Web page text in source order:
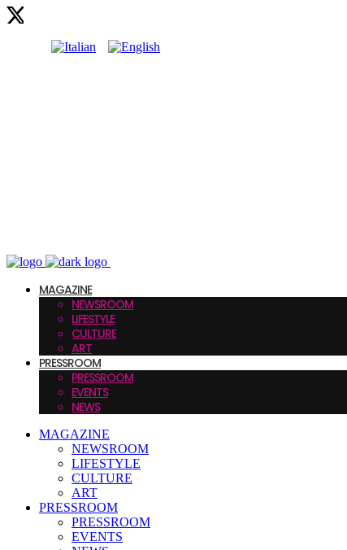
MAGAZINE
NEWSROOM
LIFESTYLE
CULTURE
ART
PRESSROOM
PRESSROOM
EVENTS
NEWS
MAGAZINE
NEWSROOM
LIFESTYLE
CULTURE
ART
PRESSROOM
PRESSROOM
EVENTS